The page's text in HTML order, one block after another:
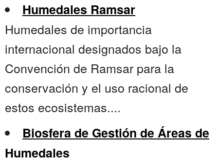
Humedales Ramsar
Humedales de importancia
internacional designados bajo la
Convención de Ramsar para la
conservación y el uso racional de
estos ecosistemas....
Biosfera de Gestión de Áreas de
Humedales